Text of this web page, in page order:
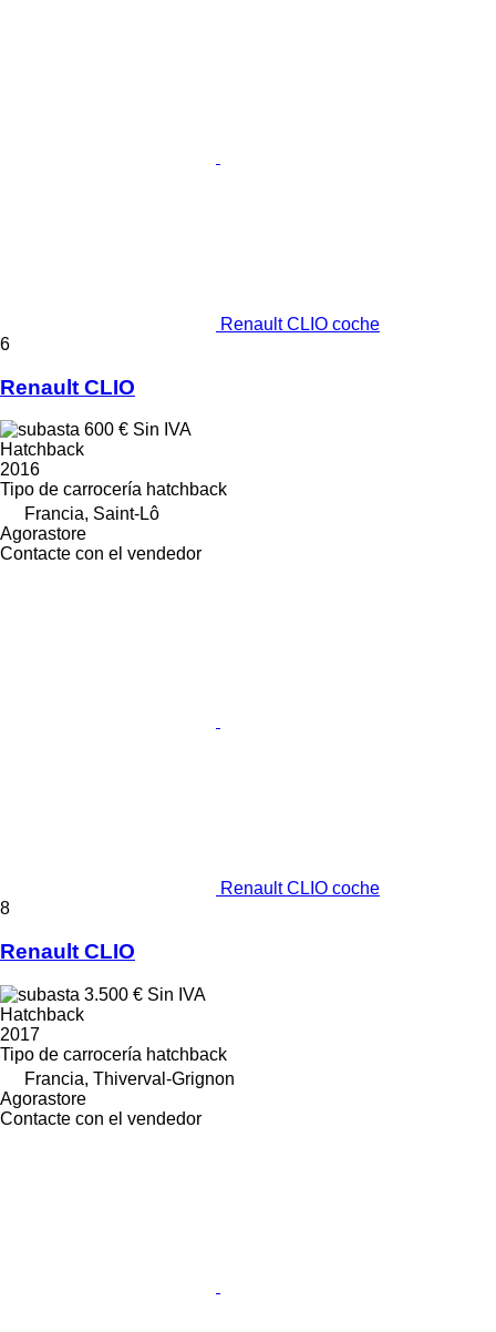
Renault CLIO coche
6
Renault CLIO
600 € Sin IVA
Hatchback
2016
Tipo de carrocería hatchback
Francia, Saint-Lô
Agorastore
Contacte con el vendedor
Renault CLIO coche
8
Renault CLIO
3.500 € Sin IVA
Hatchback
2017
Tipo de carrocería hatchback
Francia, Thiverval-Grignon
Agorastore
Contacte con el vendedor